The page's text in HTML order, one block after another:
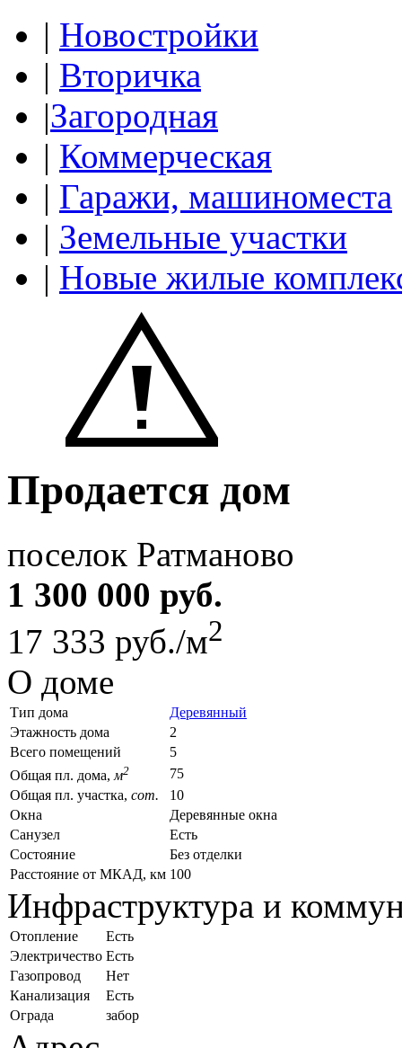
| Новостройки
| Вторичка
|Загородная
| Коммерческая
| Гаражи, машиноместа
| Земельные участки
| Новые жилые
Продается дом
поселок Ратманово
1 300 000 руб.
17 333 руб./м2
О доме
Тип дома
Деревянный
Этажность дома
2
Всего помещений
5
Общая пл. дома, м2
75
Общая пл. участка, сот.
10
Окна
Деревянные окна
Санузел
Есть
Состояние
Без отделки
Расстояние от МКАД, км 100
Инфраструктура и
Отопление
Есть
Электричество Есть
Газопровод
Нет
Канализация
Есть
Ограда
забор